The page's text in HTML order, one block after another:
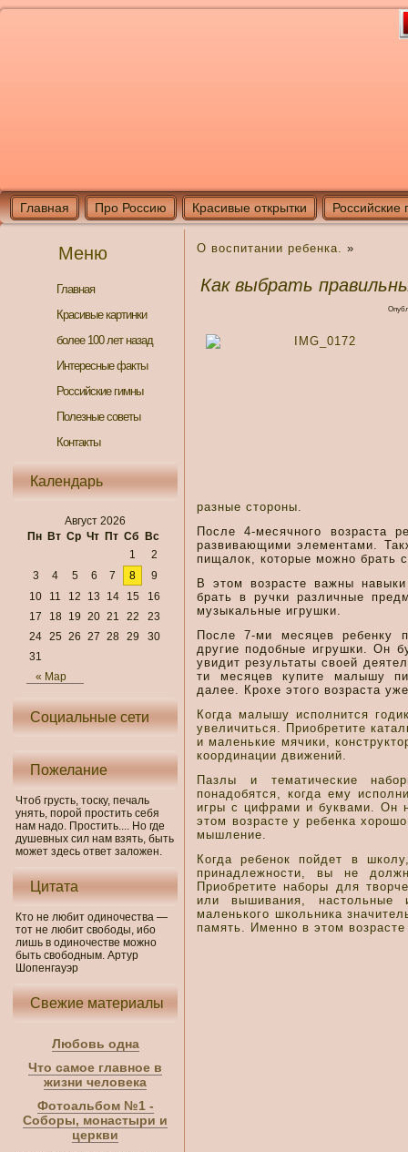
Главная Про Россию Красивые открытки Российские
Меню
Главная
Красивые картинки
более 100 лет назад
Интересные факты
Российские гимны
Полезные советы
Контакты
Календарь
Август 2026
Пн Вт Ср Чт Пт Сб Вс
« Мар
1
2
3
4 5 6 7 8
9
10
11 12 13 14 15
16
17
18 19 20 21 22
23
24 25 26 27 28 29
30
31
Социальные сети
Пожелание
Чтоб грусть, тоску, печаль
унять, порой простить себя
нам надо. Простить.... Но где
душевных сил нам взять, быть
может здесь ответ заложен.
Цитата
Кто не любит одиночества —
тот не любит свободы, ибо
лишь в одиночестве можно
быть свободным. Артур
Шопенгауэр
Свежие материалы
Любовь одна
Что самое главное в
жизни человека
Фотоальбом №1 -
Соборы, монастыри и
церкви
О воспитании ребенка. »
Как выбрать
разные стороны.
После 4-месячного возраста
развивающими элементами.
пищалок, которые можно брать
В этом возрасте важны
брать в ручки различные
музыкальные игрушки.
После 7-ми месяцев ребенку
другие подобные игрушки. Он
увидит результаты своей
ти месяцев купите малышу
далее. Крохе этого возраста
Когда малышу исполнится
увеличиться. Приобретите
и маленькие мячики,
координации движений.
Пазлы и тематические
понадобятся, когда ему
игры с цифрами и буквами. Он
этом возрасте у ребенка
мышление.
Когда ребенок пойдет в
принадлежности, вы не
Приобретите наборы для
или вышивания,
маленького школьника
память. Именно в этом